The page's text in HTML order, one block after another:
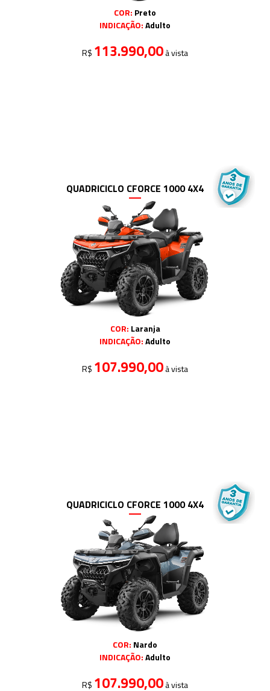
COR: Preto
INDICAÇÃO:Adulto
R$ 113.990,00à vista
QUADRICICLO CFORCE 1000 4X4
COR: Laranja
INDICAÇÃO:Adulto
R$ 107.990,00à vista
QUADRICICLO CFORCE 1000 4X4
COR: Nardo
INDICAÇÃO:Adulto
R$ 107.990,00à vista